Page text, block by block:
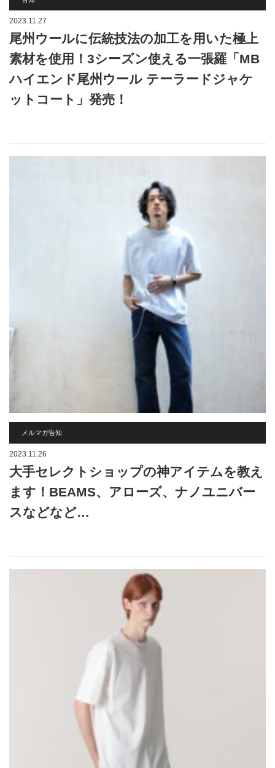
2023.11.27
尾州ウールに伝統技法の加工を用いた極上
素材を使用！3シーズン使える一張羅「MB
ハイエンド尾州ウール テーラードジャケ
ットコート」発売！
メルマガ告知
2023.11.26
大手セレクトショップの神アイテムを教え
ます！BEAMS、アローズ、ナノユニバー
スなどなど…